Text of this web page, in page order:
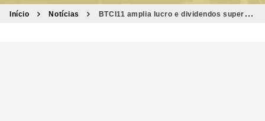
Início Notícias
BTCI11 amplia lucro e dividendos superam